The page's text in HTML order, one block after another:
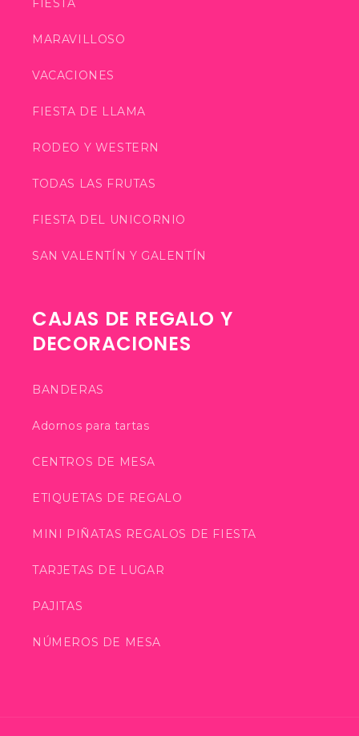
FIESTA
MARAVILLOSO
VACACIONES
FIESTA DE LLAMA
RODEO Y WESTERN
TODAS LAS FRUTAS
FIESTA DEL UNICORNIO
SAN VALENTÍN Y GALENTÍN
CAJAS DE REGALO Y
DECORACIONES
BANDERAS
Adornos para tartas
CENTROS DE MESA
ETIQUETAS DE REGALO
MINI PIÑATAS REGALOS DE FIESTA
TARJETAS DE LUGAR
PAJITAS
NÚMEROS DE MESA